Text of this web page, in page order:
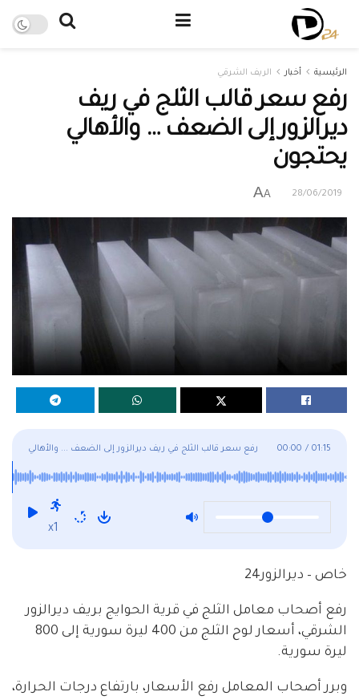
الرئيسية أخبار الريف الشرقي
رفع سعر قالب الثلج في ريف
ديرالزور إلى الضعف … والأهالي
يحتجون
28/06/2019
A
A
رفع سعر قالب الثلج في ريف ديرالزور إلى الضعف ... والأهالي
يحتجون
00:00 / 01:15
x1
خاص – ديرالزور24
رفع أصحاب معامل الثلج في قرية الحوايج بريف ديرالزور
الشرقي، أسعار لوح الثلج من 400 ليرة سورية إلى 800
ليرة سورية.
وبرر أصحاب المعامل رفع الأسعار، بارتفاع درجات الحرارة،